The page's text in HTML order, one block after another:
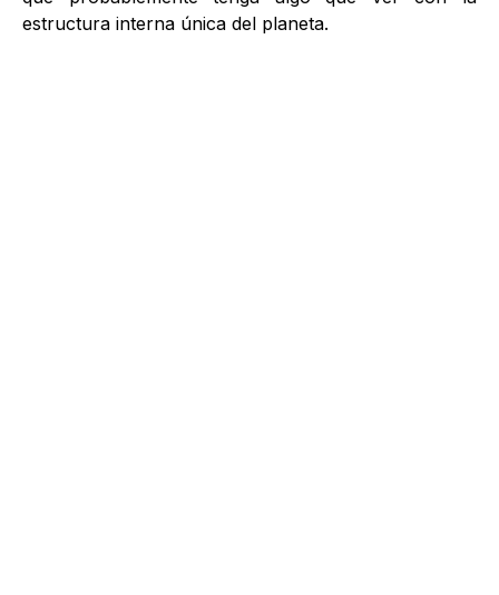
estructura interna única del planeta.